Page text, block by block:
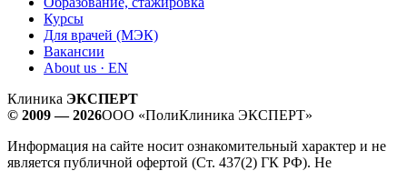
Курсы
Для врачей (МЭК)
Вакансии
About us · EN
Клиника ЭКСПЕРТ
© 2009 — 2026ООО «ПолиКлиника ЭКСПЕРТ»
Информация на сайте носит ознакомительный характер и не
является публичной офертой (Ст. 437(2) ГК РФ). Не